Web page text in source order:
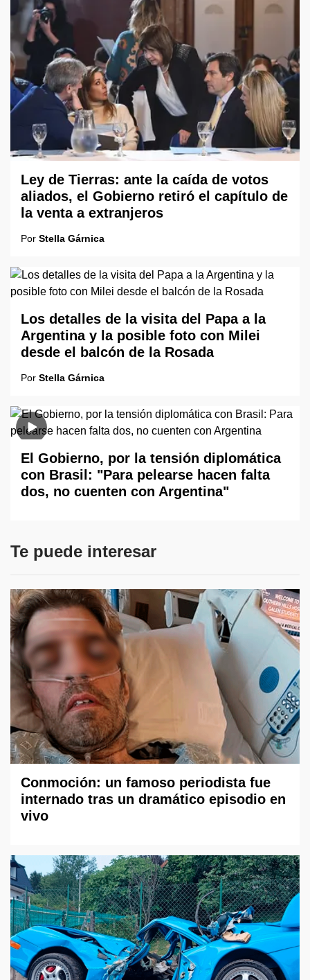
Ley de Tierras: ante la caída de votos
aliados, el Gobierno retiró el capítulo de
la venta a extranjeros
Por Stella Gárnica
Los detalles de la visita del Papa a la
Argentina y la posible foto con Milei
desde el balcón de la Rosada
Por Stella Gárnica
El Gobierno, por la tensión diplomática
con Brasil: "Para pelearse hacen falta
dos, no cuenten con Argentina"
Te puede interesar
Conmoción: un famoso periodista fue
internado tras un dramático episodio en
vivo